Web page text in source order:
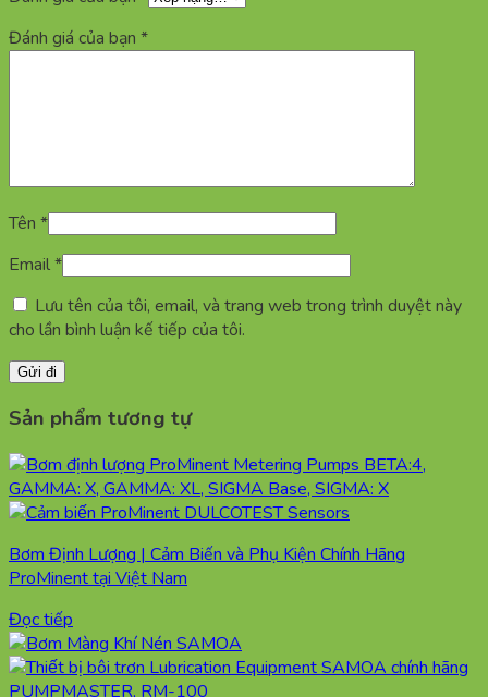
Đánh giá của bạn *
Tên *
Email*
Lưu tên của tôi, email, và trang web trong trình duyệt này
cho lần bình luận kế tiếp của tôi.
Sản phẩm tương tự
Bơm Định Lượng | Cảm Biến và Phụ Kiện Chính Hãng
ProMinent tại Việt Nam
Đọc tiếp